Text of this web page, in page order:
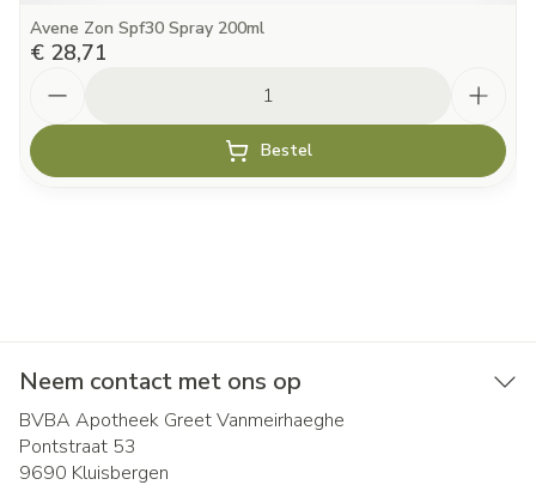
Avene Zon Spf30 Spray 200ml
€ 28,71
Bestel
Neem contact met ons op
BVBA Apotheek Greet Vanmeirhaeghe
Pontstraat 53
9690 Kluisbergen